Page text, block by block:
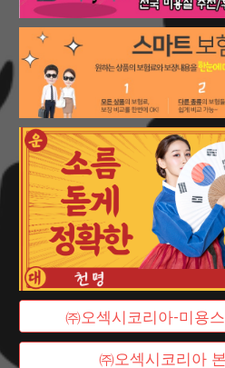
㈜오섹시코리아-미용
㈜오섹시코리아